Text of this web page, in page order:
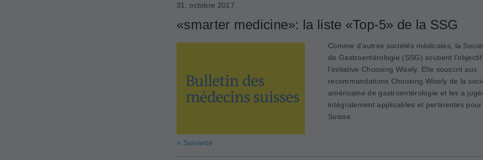
31. octobre 2017
«smarter medicine»: la liste «Top-5» de la SSG
Comme d’autres sociétés médicales, la
de Gastroentérologie (SSG) soutient l’objectif
l’initiative Choosing Wisely. Elle souscrit aux
recommandations Choosing Wisely de la
américaine de gastroentérologie et les a
intégralement applicables et pertinentes pour
Suisse.
» Suivante